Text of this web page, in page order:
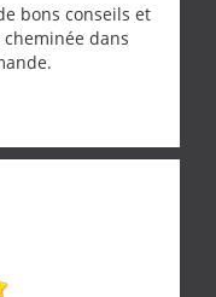
bons conseils et
dans